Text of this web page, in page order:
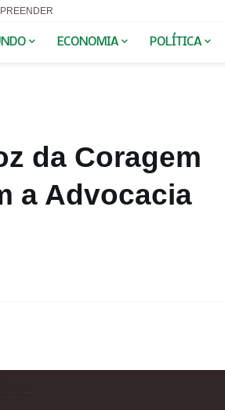
ECONOMIA POLÍTICA
da Coragem
a Advocacia